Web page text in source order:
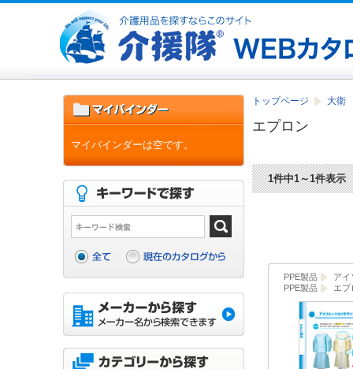
トップページ 大衛
エプロン
1件中1～1件表示
PPE製品
アイ
PPE製品
エプ
マイバインダーは空です。